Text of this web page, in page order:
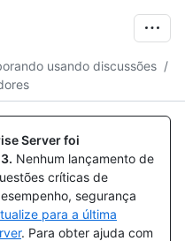
usando discussões /
Server foi
. Nenhum lançamento de
críticas de
segurança
para a última
. Para obter ajuda com